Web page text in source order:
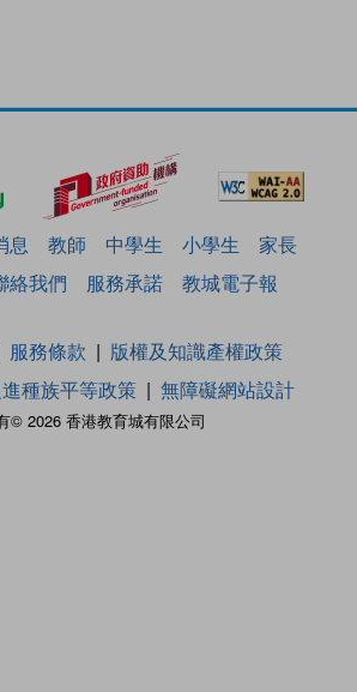
息 教師 中學生 小學生
家長
絡我們 服務承諾 教城電子報
© 2026 香港教育城有限公司
服務條款
版權及知識產權政策
種族平等政策 無障礙網站設計